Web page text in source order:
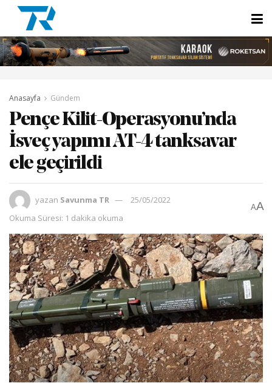
Anasayfa Gündem
Pençe Kilit-Operasyonu’nda
İsveç yapımı AT-4 tanksavar
ele geçirildi
yazan Savunma TR
25/05/2022
Okuma Süresi: 1 dakika okuma
AA